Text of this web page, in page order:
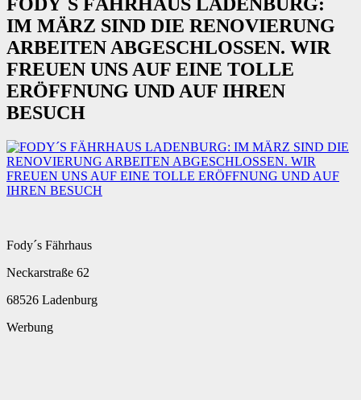
IM MÄRZ SIND DIE RENOVIERUNG
ARBEITEN ABGESCHLOSSEN. WIR
FREUEN UNS AUF EINE TOLLE
ERÖFFNUNG UND AUF IHREN
BESUCH
Fody´s Fährhaus
Neckarstraße 62
68526 Ladenburg
Werbung